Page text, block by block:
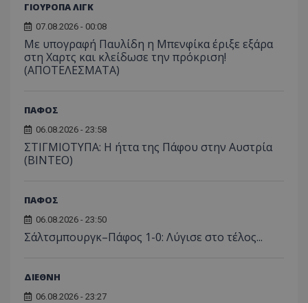
ΓΙΟΥΡΟΠΑ ΛΙΓΚ
07.08.2026 - 00:08
Με υπογραφή Παυλίδη η Μπενφίκα έριξε εξάρα
στη Χαρτς και κλείδωσε την πρόκριση!
(ΑΠΟΤΕΛΕΣΜΑΤΑ)
ΠΑΦΟΣ
06.08.2026 - 23:58
ΣΤΙΓΜΙΟΤΥΠΑ: Η ήττα της Πάφου στην Αυστρία
(ΒΙΝΤΕΟ)
ΠΑΦΟΣ
06.08.2026 - 23:50
Σάλτσμπουργκ–Πάφος 1-0: Λύγισε στο τέλος...
ΔΙΕΘΝΗ
06.08.2026 - 23:27